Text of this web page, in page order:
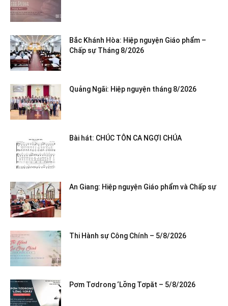
Bắc Khánh Hòa: Hiệp nguyện Giáo phẩm –
Chấp sự Tháng 8/2026
Quảng Ngãi: Hiệp nguyện tháng 8/2026
Bài hát: CHÚC TÔN CA NGỢI CHÚA
An Giang: Hiệp nguyện Giáo phẩm và Chấp sự
Thi Hành sự Công Chính – 5/8/2026
Pơm Tơdrong ‘Lơ̆ng Tơpăt – 5/8/2026